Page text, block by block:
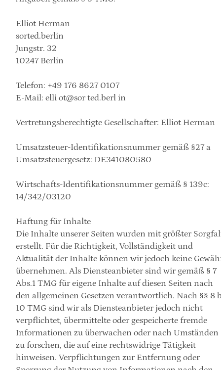
Elliot Herman
sorted.berlin
Jungstr. 32
​10247 Berlin
Telefon: +49 176 8627 0107
E-Mail: elli ot@sor ted.berl in
Vertretungsberechtigte Gesellschafter: Elliot Herman
Umsatzsteuer-Identifikationsnummer gemäß §27 a
Umsatzsteuergesetz: DE341080580
Wirtschafts-Identifikationsnummer gemäß § 139c:
14/342/03120
Haftung für Inhalte
Die Inhalte unserer Seiten wurden mit größter
erstellt. Für die Richtigkeit, Vollständigkeit und
Aktualität der Inhalte können wir jedoch keine
übernehmen. Als Diensteanbieter sind wir gemäß § 7
Abs.1 TMG für eigene Inhalte auf diesen Seiten nach
den allgemeinen Gesetzen verantwortlich. Nach §§ 8
10 TMG sind wir als Diensteanbieter jedoch nicht
verpflichtet, übermittelte oder gespeicherte fremde
Informationen zu überwachen oder nach Umständen
zu forschen, die auf eine rechtswidrige Tätigkeit
hinweisen. Verpflichtungen zur Entfernung oder